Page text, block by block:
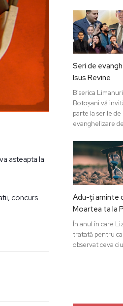
asteapta la
concurs
Seri de
Isus Revine
Biserica
Botoșani vă
parte la serile de
evanghelizare
Adu-ți aminte
Moartea ta la
În anul în care
tratată pentru
observat ceva